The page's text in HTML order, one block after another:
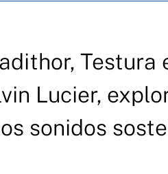
Testura
Lucier,
sonidos